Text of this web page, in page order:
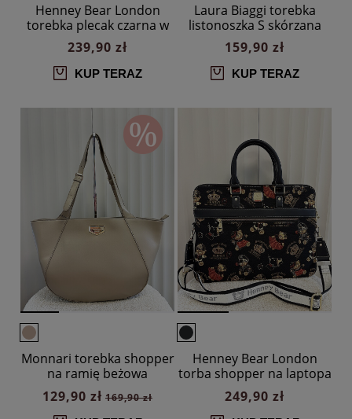
Henney Bear London
torebka plecak czarna w
misie
239,90 zł
KUP TERAZ
Laura Biaggi torebka
listonoszka S skórzana
taupe z klapką
159,90 zł
KUP TERAZ
Monnari torebka shopper
na ramię beżowa
129,90 zł 169,90 zł
Henney Bear London
torba shopper na laptopa
czarna w misie
249,90 zł